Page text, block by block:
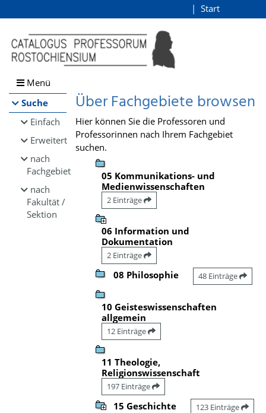
Browsen
direkt zum Inhalt
Start
Menü
Suche
Einfach
Erweitert
nach
Fachgebiet
nach
Fakultät /
Sektion
Über Fachgebiete browsen
Hier können Sie die Professoren und
Professorinnen nach Ihrem Fachgebiet
suchen.
05 Kommunikations- und
Medienwissenschaften
2 Einträge
06 Information und
Dokumentation
2 Einträge
08 Philosophie 48 Einträge
10 Geisteswissenschaften
allgemein
12 Einträge
11 Theologie,
Religionswissenschaft
197 Einträge
15 Geschichte 123 Einträge